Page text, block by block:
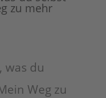
zu mehr
was du
Weg zu